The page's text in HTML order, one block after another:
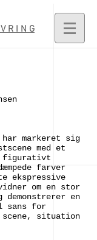
R I N G
markeret sig
med et
figurativt
farver
ekspressive
om en stor
demonstrerer en
sans for
scene, situation